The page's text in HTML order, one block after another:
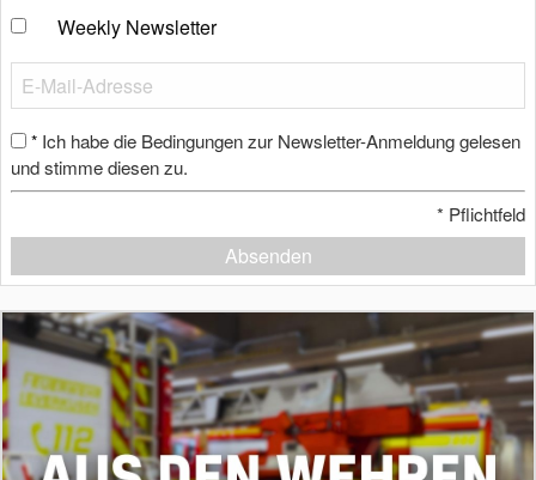
Weekly Newsletter
* Ich habe die Bedingungen zur Newsletter-Anmeldung gelesen
und stimme diesen zu.
* Pflichtfeld
Absenden